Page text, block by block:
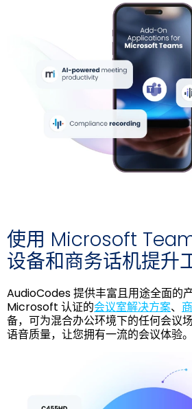
使用 Microsoft
设备和商务话机提升
AudioCodes 提供丰富且用途全面的
Microsoft 认证的会议室解决方案、
备，可为混合办公环境下的任何会议
语音质量，让您拥有一流的会议体验。